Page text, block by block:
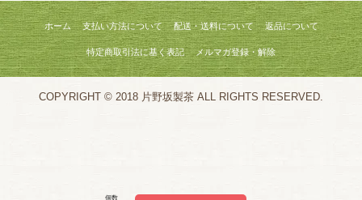
個数
ホーム 支払い方法について 配送・送料について 返品について
特定商取引法に基く表記 メルマガ登録・解除
COPYRIGHT © 2018 片野坂製茶 ALL RIGHTS RESERVED.